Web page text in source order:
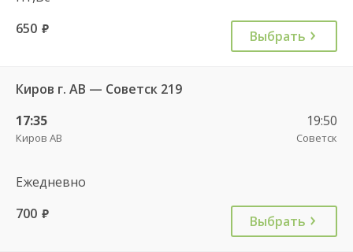
650 руб. Выбрать
Киров г. АВ — Советск 219
17:35
Киров АВ
19:50
Советск
Ежедневно
700 руб. Выбрать